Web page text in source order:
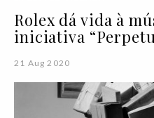
Rolex dá vida à
iniciativa
21 Aug 2020